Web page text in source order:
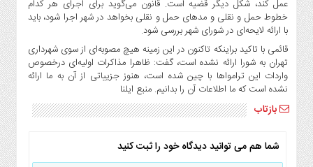
عمل کند، شکل دیگر قضیه است. قانون می‌گوید برای اجرای هر کدام
خطوط حمل و نقلی و مدهای حمل و نقلی بخواهد در شهر اجرا شود، باید
با ارائه لایحه‌ای در شورای شهر بررسی شود.
قائمی با تاکید براینکه تاکنون در این زمینه هیچ مصوبه‌ای از سوی شهرداری
تهران به شورا ارائه نشده است، گفت: ظاهرا مذاکرات اولیه‌ای درخصوص
واردات این ترامواها با چین شده است، هنوز جزییاتی از آن به ما ارائه
نشده است که ما اطلاعات آن را بدانیم. منبع ایلنا
بازتاب
شما هم می توانید دیدگاه خود را ثبت کنید